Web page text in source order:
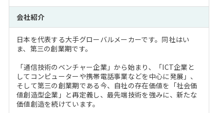
会社紹介
日本を代表する大手グローバルメーカーです。同社はい
ま、第三の創業期です。
「通信技術のベンチャー企業」から始まり、「ICT企業と
してコンピューターや携帯電話事業などを中心に発展」、
そして第三の創業期である今、自社の存在価値を「社会価
値創造型企業」と再定義し、最先端技術を強みに、新たな
価値創造を続けています。